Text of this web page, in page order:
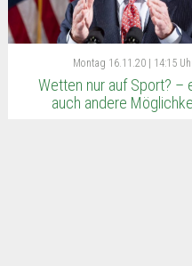
Montag 16.11.20 | 14:15
Wetten nur auf Sport? –
auch andere